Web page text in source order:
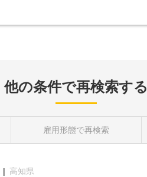
他の条件で再検索する
雇用形態で再検索
高知県